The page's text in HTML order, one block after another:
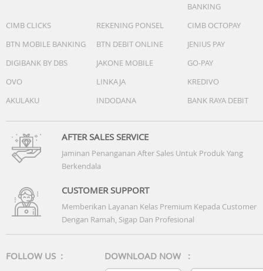
BANKING
CIMB CLICKS
REKENING PONSEL
CIMB OCTOPAY
BTN MOBILE BANKING
BTN DEBIT ONLINE
JENIUS PAY
DIGIBANK BY DBS
JAKONE MOBILE
GO-PAY
OVO
LINKAJA
KREDIVO
AKULAKU
INDODANA BANK RAYA DEBIT
AFTER SALES SERVICE
Jaminan Penanganan After Sales Untuk Produk Yang
Berkendala
CUSTOMER SUPPORT
Memberikan Layanan Kelas Premium Kepada Customer
Dengan Ramah, Sigap Dan Profesional
FOLLOW US : DOWNLOAD NOW :